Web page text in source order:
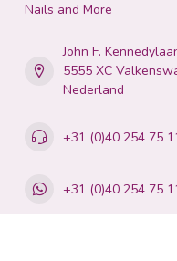
Nails and More
John F.
5555 XC
Nederland
+31 (0)40 254 75
+31 (0)40 254 75